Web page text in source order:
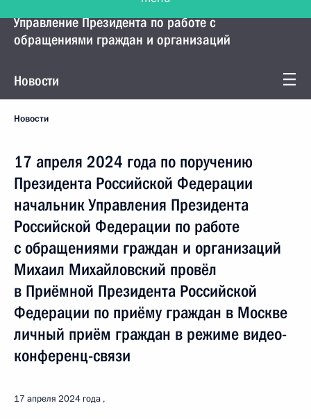
Управление Президента по работе с
обращениями граждан и организаций
Новости
Новости
17 апреля 2024 года по поручению
Президента Российской Федерации
начальник Управления Президента
Российской Федерации по работе
с обращениями граждан и организаций
Михаил Михайловский провёл
в Приёмной Президента Российской
Федерации по приёму граждан в Москве
личный приём граждан в режиме видео-
конференц-связи
17 апреля 2024 года